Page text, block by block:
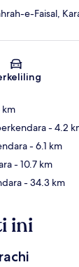
Peta
e-Faisal,
km
- 4.2
- 6.1 km
- 10.7 km
- 34.3 km
ini